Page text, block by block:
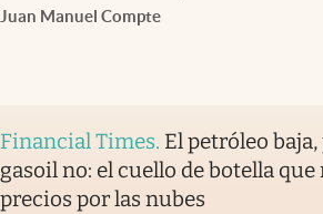
Juan Manuel Compte
Financial Times. El petróleo
gasoil no: el cuello de botella
precios por las nubes